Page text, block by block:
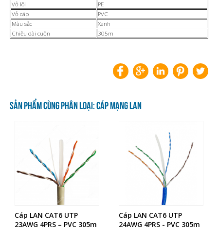
Vỏ lõi
PE
Vỏ cáp
PVC
Màu sắc
Xanh
Chiều dài cuộn
305m
SẢN PHẨM CÙNG PHÂN LOẠI: CÁP MẠNG LAN
Cáp LAN CAT6 UTP
23AWG 4PRS – PVC 305m
Cáp LAN CAT6 UTP
24AWG 4PRS - PVC 305m